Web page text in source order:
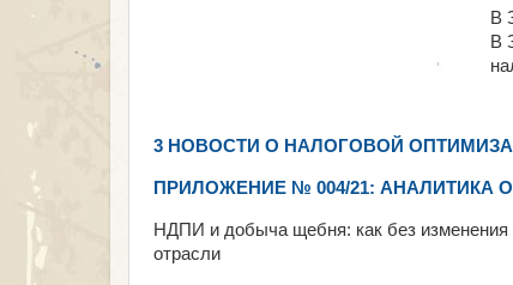
В
В
3 НОВОСТИ О НАЛОГОВОЙ
ПРИЛОЖЕНИЕ № 004/21: АНАЛИТИКА
НДПИ и добыча щебня: как без изменения
отрасли